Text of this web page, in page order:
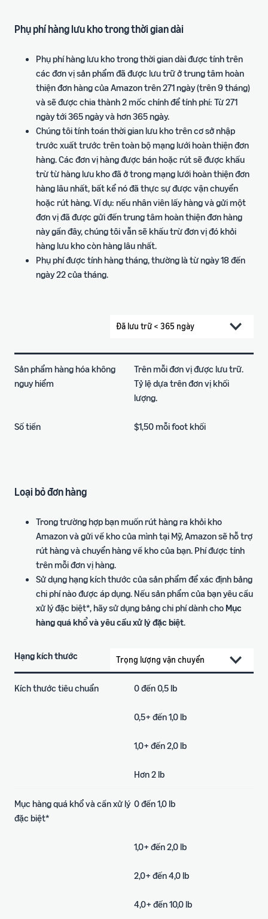
Phụ phí hàng lưu kho trong thời gian dài
Phụ phí hàng lưu kho trong thời gian dài được tính trên
các đơn vị sản phẩm đã được lưu trữ ở trung tâm hoàn
thiện đơn hàng của Amazon trên 271 ngày (trên 9 tháng)
và sẽ được chia thành 2 mốc chính để tính phí: Từ 271
ngày tới 365 ngày và hơn 365 ngày.
Chúng tôi tính toán thời gian lưu kho trên cơ sở nhập
trước xuất trước trên toàn bộ mạng lưới hoàn thiện đơn
hàng. Các đơn vị hàng được bán hoặc rút sẽ được khấu
trừ từ hàng lưu kho đã ở trong mạng lưới hoàn thiện đơn
hàng lâu nhất, bất kể nó đã thực sự được vận chuyển
hoặc rút hàng. Ví dụ: nếu nhân viên lấy hàng và gửi một
đơn vị đã được gửi đến trung tâm hoàn thiện đơn hàng
này gần đây, chúng tôi vẫn sẽ khấu trừ đơn vị đó khỏi
hàng lưu kho còn hàng lâu nhất.
Phụ phí được tính hàng tháng, thường là từ ngày 18 đến
ngày 22 của tháng.
Sản phẩm hàng hóa không
nguy hiểm
Trên mỗi đơn vị được lưu trữ.
Tỷ lệ dựa trên đơn vị khối
lượng.
Số tiền $1,50 mỗi foot khối
Loại bỏ đơn hàng
Trong trường hợp bạn muốn rút hàng ra khỏi kho
Amazon và gửi về kho của mình tại Mỹ, Amazon sẽ hỗ trợ
rút hàng và chuyển hàng về kho của bạn. Phí được tính
trên mỗi đơn vị hàng.
Sử dụng hạng kích thước của sản phẩm để xác định bảng
chi phí nào được áp dụng. Nếu sản phẩm của bạn yêu cầu
xử lý đặc biệt*, hãy sử dụng bảng chi phí dành choMục
hàng quá khổ và yêu cầu xử lý đặc biệt.
Hạng kích thước
Kích thước tiêu chuẩn 0 đến 0,5 lb
0,5+ đến 1,0 lb
1,0+ đến 2,0 lb
Hơn 2 lb
Mục hàng quá khổ và cần xử lý
đặc biệt*
0 đến 1,0 lb
1,0+ đến 2,0 lb
2,0+ đến 4,0 lb
4,0+ đến 10,0 lb